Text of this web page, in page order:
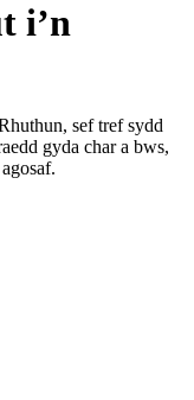
i’n
sef tref sydd
gyda char a bws,